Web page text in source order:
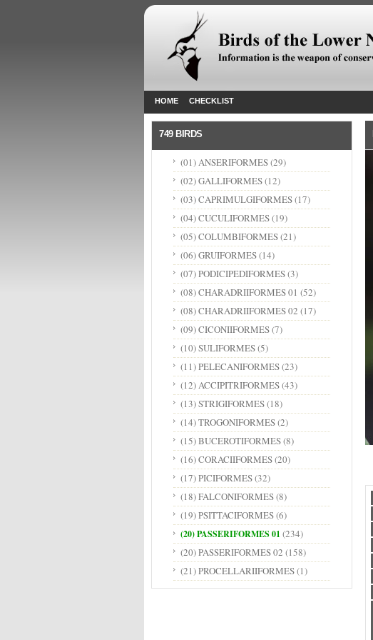
HOME CHECKLIST
749 BIRDS
(01) ANSERIFORMES(29)
(02) GALLIFORMES(12)
(03) CAPRIMULGIFORMES(17)
(04) CUCULIFORMES(19)
(05) COLUMBIFORMES(21)
(06) GRUIFORMES(14)
(07) PODICIPEDIFORMES(3)
(08) CHARADRIIFORMES 01 (52)
(08) CHARADRIIFORMES 02 (17)
(09) CICONIIFORMES(7)
(10) SULIFORMES(5)
(11) PELECANIFORMES(23)
(12) ACCIPITRIFORMES(43)
(13) STRIGIFORMES(18)
(14) TROGONIFORMES(2)
(15) BUCEROTIFORMES(8)
(16) CORACIIFORMES(20)
(17) PICIFORMES(32)
(18) FALCONIFORMES(8)
(19) PSITTACIFORMES(6)
(20) PASSERIFORMES 01 (234)
(20) PASSERIFORMES 02 (158)
(21) PROCELLARIIFORMES(1)